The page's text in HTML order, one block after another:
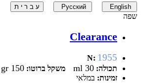
ע ב ר י ת
שפה
Clearance
N: 1955
תכולה: 30 ml משקל ברוטו: 150 gr
זמינות: במלאי